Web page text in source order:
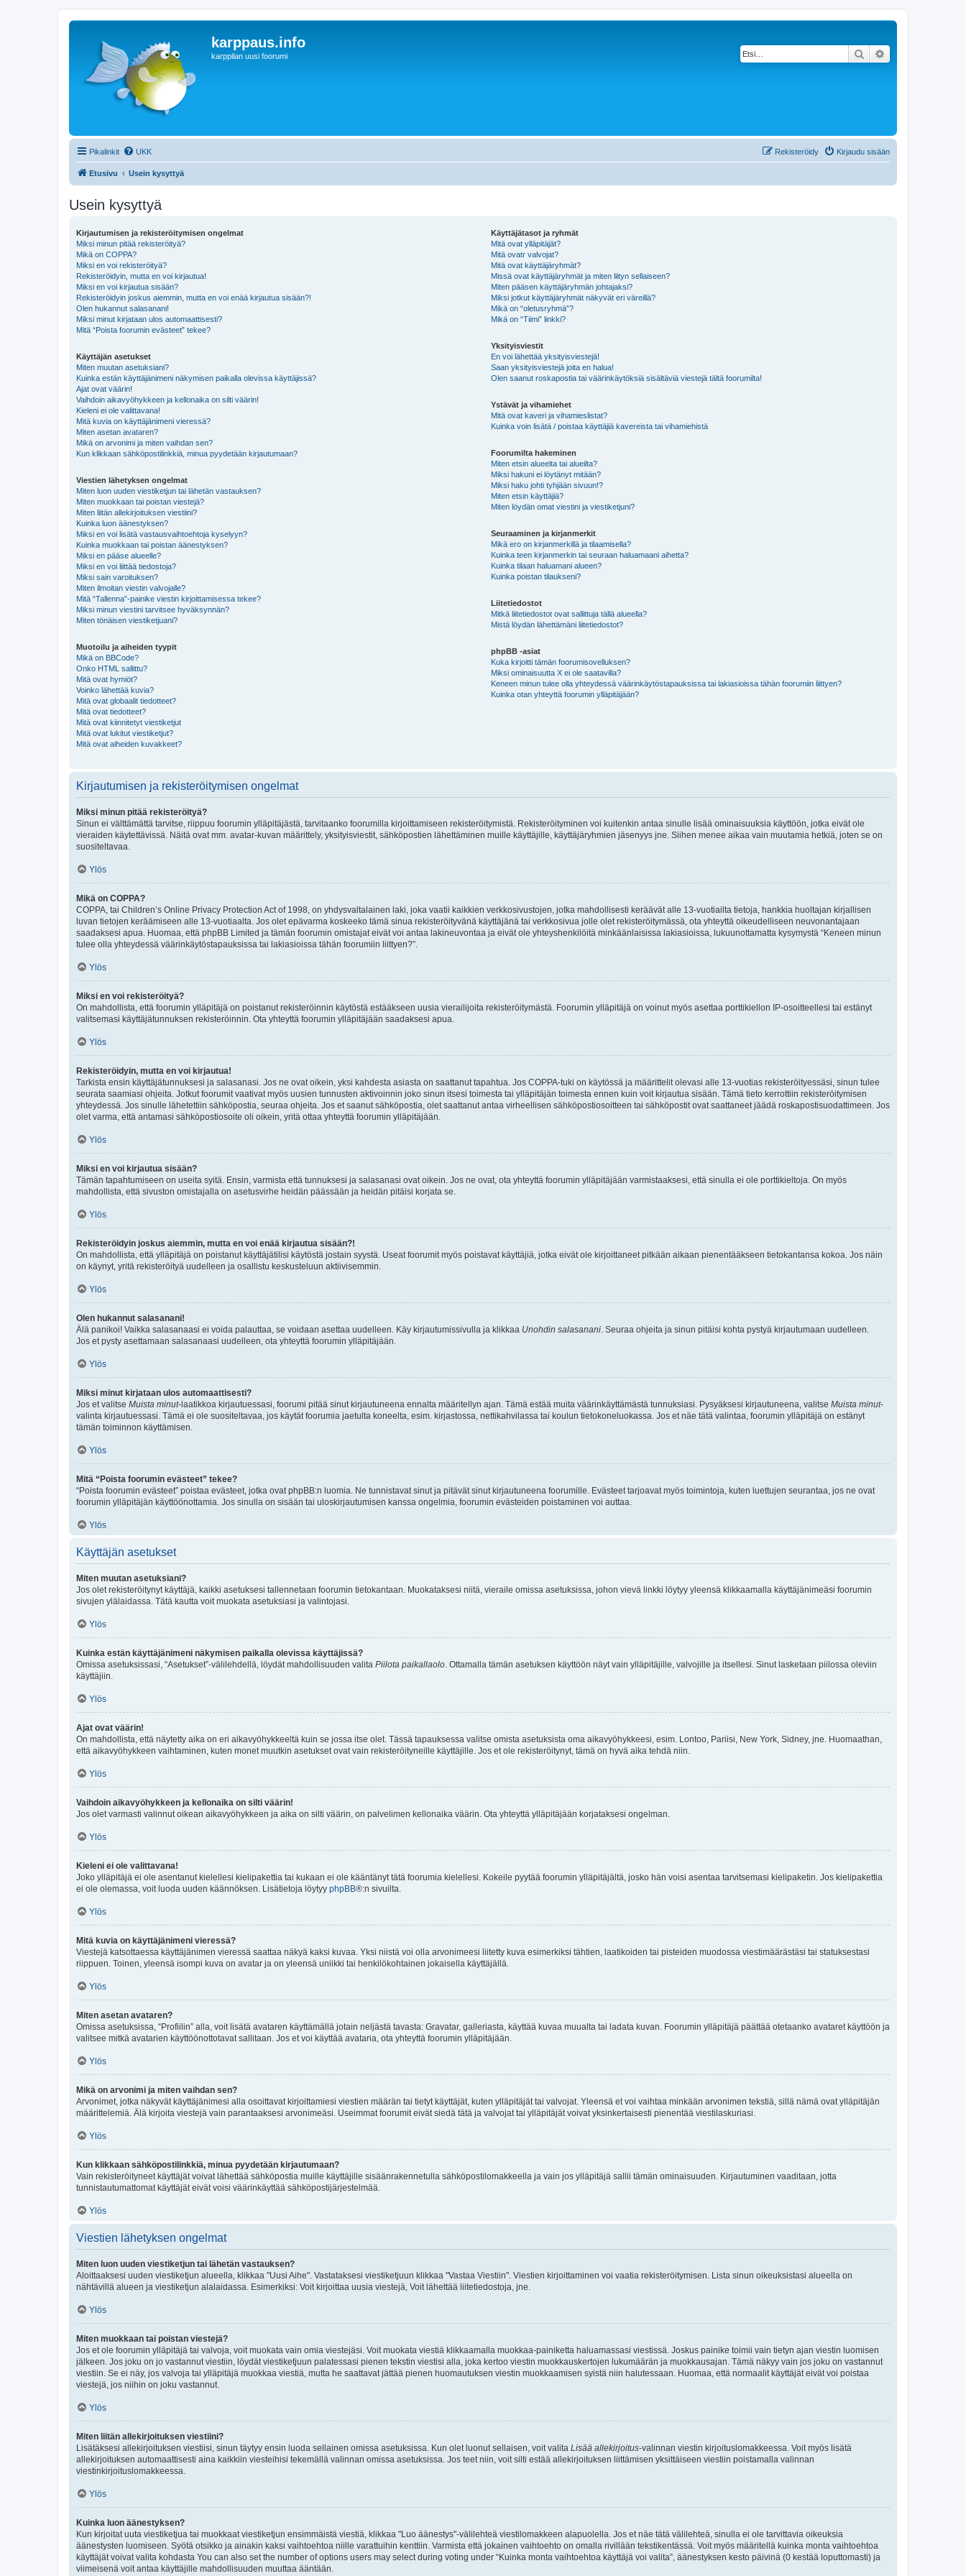
karppaus.info
karppilan uusi foorumi Etsi
Pikalinkit UKK Kirjaudu sisään
Rekisteröidy
Etusivu Usein kysyttyä
Usein kysyttyä
Kirjautumisen ja rekisteröitymisen ongelmat
Miksi minun pitää rekisteröityä?
Mikä on COPPA?
Miksi en voi rekisteröityä?
Rekisteröidyin, mutta en voi kirjautua!
Miksi en voi kirjautua sisään?
Rekisteröidyin joskus aiemmin, mutta en voi enää kirjautua sisään?!
Olen hukannut salasanani!
Miksi minut kirjataan ulos automaattisesti?
Mitä “Poista foorumin evästeet” tekee?
Käyttäjän asetukset
Miten muutan asetuksiani?
Kuinka estän käyttäjänimeni näkymisen paikalla olevissa käyttäjissä?
Ajat ovat väärin!
Vaihdoin aikavyöhykkeen ja kellonaika on silti väärin!
Kieleni ei ole valittavana!
Mitä kuvia on käyttäjänimeni vieressä?
Miten asetan avataren?
Mikä on arvonimi ja miten vaihdan sen?
Kun klikkaan sähköpostilinkkiä, minua pyydetään kirjautumaan?
Viestien lähetyksen ongelmat
Miten luon uuden viestiketjun tai lähetän vastauksen?
Miten muokkaan tai poistan viestejä?
Miten liitän allekirjoituksen viestiini?
Kuinka luon äänestyksen?
Miksi en voi lisätä vastausvaihtoehtoja kyselyyn?
Kuinka muokkaan tai poistan äänestyksen?
Miksi en pääse alueelle?
Miksi en voi liittää tiedostoja?
Miksi sain varoituksen?
Miten ilmoitan viestin valvojalle?
Mitä “Tallenna”-painike viestin kirjoittamisessa tekee?
Miksi minun viestini tarvitsee hyväksynnän?
Miten tönäisen viestiketjuani?
Muotoilu ja aiheiden tyypit
Mikä on BBCode?
Onko HTML sallittu?
Mitä ovat hymiöt?
Voinko lähettää kuvia?
Mitä ovat globaalit tiedotteet?
Mitä ovat tiedotteet?
Mitä ovat kiinnitetyt viestiketjut
Mitä ovat lukitut viestiketjut?
Mitä ovat aiheiden kuvakkeet?
Käyttäjätasot ja ryhmät
Mitä ovat ylläpitäjät?
Mitä ovatr valvojat?
Mitä ovat käyttäjäryhmät?
Missä ovat käyttäjäryhmät ja miten liityn sellaiseen?
Miten pääsen käyttäjäryhmän johtajaksi?
Miksi jotkut käyttäjäryhmät näkyvät eri väreillä?
Mikä on “oletusryhmä”?
Mikä on “Tiimi” linkki?
Yksityisviestit
En voi lähettää yksityisviestejä!
Saan yksityisviestejä joita en halua!
Olen saanut roskapostia tai väärinkäytöksiä sisältäviä viestejä tältä foorumilta!
Ystävät ja vihamiehet
Mitä ovat kaveri ja vihamieslistat?
Kuinka voin lisätä / poistaa käyttäjiä kavereista tai vihamiehistä
Foorumilta hakeminen
Miten etsin alueelta tai alueilta?
Miksi hakuni ei löytänyt mitään?
Miksi haku johti tyhjään sivuun!?
Miten etsin käyttäjiä?
Miten löydän omat viestini ja viestiketjuni?
Seuraaminen ja kirjanmerkit
Mikä ero on kirjanmerkillä ja tilaamisella?
Kuinka teen kirjanmerkin tai seuraan haluamaani aihetta?
Kuinka tilaan haluamani alueen?
Kuinka poistan tilaukseni?
Liitetiedostot
Mitkä liitetiedostot ovat sallittuja tällä alueella?
Mistä löydän lähettämäni liitetiedostot?
phpBB -asiat
Kuka kirjoitti tämän foorumisovelluksen?
Miksi ominaisuutta X ei ole saatavilla?
Keneen minun tulee olla yhteydessä väärinkäytöstapauksissa tai lakiasioissa tähän foorumiin liittyen?
Kuinka otan yhteyttä foorumin ylläpitäjään?
Kirjautumisen ja rekisteröitymisen ongelmat
Miksi minun pitää rekisteröityä?
Sinun ei välttämättä tarvitse, riippuu foorumin ylläpitäjästä, tarvitaanko foorumilla kirjoittamiseen rekisteröitymistä. Rekisteröityminen voi kuitenkin antaa sinulle lisää ominaisuuksia käyttöön, jotka eivät ole
vieraiden käytettävissä. Näitä ovat mm. avatar-kuvan määrittely, yksityisviestit, sähköpostien lähettäminen muille käyttäjille, käyttäjäryhmien jäsenyys jne. Siihen menee aikaa vain muutamia hetkiä, joten se on
suositeltavaa.
Ylös
Mikä on COPPA?
COPPA, tai Children’s Online Privacy Protection Act of 1998, on yhdysvaltalainen laki, joka vaatii kaikkien verkkosivustojen, jotka mahdollisesti keräävät alle 13-vuotiailta tietoja, hankkia huoltajan kirjallisen
luvan tietojen keräämiseen alle 13-vuotiaalta. Jos olet epävarma koskeeko tämä sinua rekisteröityvänä käyttäjänä tai verkkosivua jolle olet rekisteröitymässä, ota yhteyttä oikeudelliseen neuvonantajaan
saadaksesi apua. Huomaa, että phpBB Limited ja tämän foorumin omistajat eivät voi antaa lakineuvontaa ja eivät ole yhteyshenkilöitä minkäänlaisissa lakiasioissa, lukuunottamatta kysymystä “Keneen minun
tulee olla yhteydessä väärinkäytöstapauksissa tai lakiasioissa tähän foorumiin liittyen?”.
Ylös
Miksi en voi rekisteröityä?
On mahdollista, että foorumin ylläpitäjä on poistanut rekisteröinnin käytöstä estääkseen uusia vierailijoita rekisteröitymästä. Foorumin ylläpitäjä on voinut myös asettaa porttikiellon IP-osoitteellesi tai estänyt
valitsemasi käyttäjätunnuksen rekisteröinnin. Ota yhteyttä foorumin ylläpitäjään saadaksesi apua.
Ylös
Rekisteröidyin, mutta en voi kirjautua!
Tarkista ensin käyttäjätunnuksesi ja salasanasi. Jos ne ovat oikein, yksi kahdesta asiasta on saattanut tapahtua. Jos COPPA-tuki on käytössä ja määrittelit olevasi alle 13-vuotias rekisteröityessäsi, sinun tulee
seurata saamiasi ohjeita. Jotkut foorumit vaativat myös uusien tunnusten aktivoinnin joko sinun itsesi toimesta tai ylläpitäjän toimesta ennen kuin voit kirjautua sisään. Tämä tieto kerrottiin rekisteröitymisen
yhteydessä. Jos sinulle lähetettiin sähköpostia, seuraa ohjeita. Jos et saanut sähköpostia, olet saattanut antaa virheellisen sähköpostiosoitteen tai sähköpostit ovat saattaneet jäädä roskapostisuodattimeen. Jos
olet varma, että antamasi sähköpostiosoite oli oikein, yritä ottaa yhteyttä foorumin ylläpitäjään.
Ylös
Miksi en voi kirjautua sisään?
Tämän tapahtumiseen on useita syitä. Ensin, varmista että tunnuksesi ja salasanasi ovat oikein. Jos ne ovat, ota yhteyttä foorumin ylläpitäjään varmistaaksesi, että sinulla ei ole porttikieltoja. On myös
mahdollista, että sivuston omistajalla on asetusvirhe heidän päässään ja heidän pitäisi korjata se.
Ylös
Rekisteröidyin joskus aiemmin, mutta en voi enää kirjautua sisään?!
On mahdollista, että ylläpitäjä on poistanut käyttäjätilisi käytöstä jostain syystä. Useat foorumit myös poistavat käyttäjiä, jotka eivät ole kirjoittaneet pitkään aikaan pienentääkseen tietokantansa kokoa. Jos näin
on käynyt, yritä rekisteröityä uudelleen ja osallistu keskusteluun aktiivisemmin.
Ylös
Olen hukannut salasanani!
Älä panikoi! Vaikka salasanaasi ei voida palauttaa, se voidaan asettaa uudelleen. Käy kirjautumissivulla ja klikkaa Unohdin salasanani. Seuraa ohjeita ja sinun pitäisi kohta pystyä kirjautumaan uudelleen.
Jos et pysty asettamaan salasanaasi uudelleen, ota yhteyttä foorumin ylläpitäjään.
Ylös
Miksi minut kirjataan ulos automaattisesti?
Jos et valitse Muista minut-laatikkoa kirjautuessasi, foorumi pitää sinut kirjautuneena ennalta määritellyn ajan. Tämä estää muita väärinkäyttämästä tunnuksiasi. Pysyäksesi kirjautuneena, valitse Muista minut-
valinta kirjautuessasi. Tämä ei ole suositeltavaa, jos käytät foorumia jaetulta koneelta, esim. kirjastossa, nettikahvilassa tai koulun tietokoneluokassa. Jos et näe tätä valintaa, foorumin ylläpitäjä on estänyt
tämän toiminnon käyttämisen.
Ylös
Mitä “Poista foorumin evästeet” tekee?
“Poista foorumin evästeet” poistaa evästeet, jotka ovat phpBB:n luomia. Ne tunnistavat sinut ja pitävät sinut kirjautuneena foorumille. Evästeet tarjoavat myös toimintoja, kuten luettujen seurantaa, jos ne ovat
foorumin ylläpitäjän käyttöönottamia. Jos sinulla on sisään tai uloskirjautumisen kanssa ongelmia, foorumin evästeiden poistaminen voi auttaa.
Ylös
Käyttäjän asetukset
Miten muutan asetuksiani?
Jos olet rekisteröitynyt käyttäjä, kaikki asetuksesi tallennetaan foorumin tietokantaan. Muokataksesi niitä, vieraile omissa asetuksissa, johon vievä linkki löytyy yleensä klikkaamalla käyttäjänimeäsi foorumin
sivujen ylälaidassa. Tätä kautta voit muokata asetuksiasi ja valintojasi.
Ylös
Kuinka estän käyttäjänimeni näkymisen paikalla olevissa käyttäjissä?
Omissa asetuksissasi, “Asetukset”-välilehdellä, löydät mahdollisuuden valita Piilota paikallaolo. Ottamalla tämän asetuksen käyttöön näyt vain ylläpitäjille, valvojille ja itsellesi. Sinut lasketaan piilossa oleviin
käyttäjiin.
Ylös
Ajat ovat väärin!
On mahdollista, että näytetty aika on eri aikavyöhykkeeltä kuin se jossa itse olet. Tässä tapauksessa valitse omista asetuksista oma aikavyöhykkeesi, esim. Lontoo, Pariisi, New York, Sidney, jne. Huomaathan,
että aikavyöhykkeen vaihtaminen, kuten monet muutkin asetukset ovat vain rekisteröityneille käyttäjille. Jos et ole rekisteröitynyt, tämä on hyvä aika tehdä niin.
Ylös
Vaihdoin aikavyöhykkeen ja kellonaika on silti väärin!
Jos olet varmasti valinnut oikean aikavyöhykkeen ja aika on silti väärin, on palvelimen kellonaika väärin. Ota yhteyttä ylläpitäjään korjataksesi ongelman.
Ylös
Kieleni ei ole valittavana!
Joko ylläpitäjä ei ole asentanut kielellesi kielipakettia tai kukaan ei ole kääntänyt tätä foorumia kielellesi. Kokeile pyytää foorumin ylläpitäjältä, josko hän voisi asentaa tarvitsemasi kielipaketin. Jos kielipakettia
ei ole olemassa, voit luoda uuden käännöksen. Lisätietoja löytyy phpBB®:n sivuilta.
Ylös
Mitä kuvia on käyttäjänimeni vieressä?
Viestejä katsottaessa käyttäjänimen vieressä saattaa näkyä kaksi kuvaa. Yksi niistä voi olla arvonimeesi liitetty kuva esimerkiksi tähtien, laatikoiden tai pisteiden muodossa viestimäärästäsi tai statuksestasi
riippuen. Toinen, yleensä isompi kuva on avatar ja on yleensä uniikki tai henkilökohtainen jokaisella käyttäjällä.
Ylös
Miten asetan avataren?
Omissa asetuksissa, “Profiilin” alla, voit lisätä avataren käyttämällä jotain neljästä tavasta: Gravatar, galleriasta, käyttää kuvaa muualta tai ladata kuvan. Foorumin ylläpitäjä päättää otetaanko avataret käyttöön ja
valitsee mitkä avatarien käyttöönottotavat sallitaan. Jos et voi käyttää avataria, ota yhteyttä foorumin ylläpitäjään.
Ylös
Mikä on arvonimi ja miten vaihdan sen?
Arvonimet, jotka näkyvät käyttäjänimesi alla osoittavat kirjoittamiesi viestien määrän tai tietyt käyttäjät, kuten ylläpitäjät tai valvojat. Yleensä et voi vaihtaa minkään arvonimen tekstiä, sillä nämä ovat ylläpitäjän
määrittelemiä. Älä kirjoita viestejä vain parantaaksesi arvonimeäsi. Useimmat foorumit eivät siedä tätä ja valvojat tai ylläpitäjät voivat yksinkertaisesti pienentää viestilaskuriasi.
Ylös
Kun klikkaan sähköpostilinkkiä, minua pyydetään kirjautumaan?
Vain rekisteröityneet käyttäjät voivat lähettää sähköpostia muille käyttäjille sisäänrakennetulla sähköpostilomakkeella ja vain jos ylläpitäjä sallii tämän ominaisuuden. Kirjautuminen vaaditaan, jotta
tunnistautumattomat käyttäjät eivät voisi väärinkäyttää sähköpostijärjestelmää.
Ylös
Viestien lähetyksen ongelmat
Miten luon uuden viestiketjun tai lähetän vastauksen?
Aloittaaksesi uuden viestiketjun alueella, klikkaa "Uusi Aihe". Vastataksesi viestiketjuun klikkaa "Vastaa Viestiin". Viestien kirjoittaminen voi vaatia rekisteröitymisen. Lista sinun oikeuksistasi alueella on
nähtävillä alueen ja viestiketjun alalaidassa. Esimerkiksi: Voit kirjoittaa uusia viestejä, Voit lähettää liitetiedostoja, jne.
Ylös
Miten muokkaan tai poistan viestejä?
Jos et ole foorumin ylläpitäjä tai valvoja, voit muokata vain omia viestejäsi. Voit muokata viestiä klikkaamalla muokkaa-painiketta haluamassasi viestissä. Joskus painike toimii vain tietyn ajan viestin luomisen
jälkeen. Jos joku on jo vastannut viestiin, löydät viestiketjuun palatessasi pienen tekstin viestisi alla, joka kertoo viestin muokkauskertojen lukumäärän ja muokkausajan. Tämä näkyy vain jos joku on vastannut
viestiin. Se ei näy, jos valvoja tai ylläpitäjä muokkaa viestiä, mutta he saattavat jättää pienen huomautuksen viestin muokkaamisen syistä niin halutessaan. Huomaa, että normaalit käyttäjät eivät voi poistaa
viestejä, jos niihin on joku vastannut.
Ylös
Miten liitän allekirjoituksen viestiini?
Lisätäksesi allekirjoituksen viestiisi, sinun täytyy ensin luoda sellainen omissa asetuksissa. Kun olet luonut sellaisen, voit valita Lisää allekirjoitus-valinnan viestin kirjoituslomakkeessa. Voit myös lisätä
allekirjoituksen automaattisesti aina kaikkiin viesteihisi tekemällä valinnan omissa asetuksissa. Jos teet niin, voit silti estää allekirjoituksen liittämisen yksittäiseen viestiin poistamalla valinnan
viestinkirjoituslomakkeessa.
Ylös
Kuinka luon äänestyksen?
Kun kirjoitat uuta viestiketjua tai muokkaat viestiketjun ensimmäistä viestiä, klikkaa "Luo äänestys"-välilehteä viestilomakkeen alapuolella. Jos et näe tätä välilehteä, sinulla ei ole tarvittavia oikeuksia
äänestysten luomiseen. Syötä otsikko ja ainakin kaksi vaihtoehtoa niille varattuihin kenttiin. Varmista että jokainen vaihtoehto on omalla rivillään tekstikentässä. Voit myös määritellä kuinka monta vaihtoehtoa
käyttäjät voivat valita kohdasta You can also set the number of options users may select during voting under “Kuinka monta vaihtoehtoa käyttäjä voi valita”, äänestyksen kesto päivinä (0 kestää loputtomasti) ja
viimeisenä voit antaa käyttäjille mahdollisuuden muuttaa ääntään.